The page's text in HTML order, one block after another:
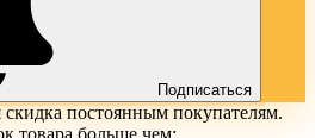
Подписаться
скидка постоянным покупателям.
товара больше чем: